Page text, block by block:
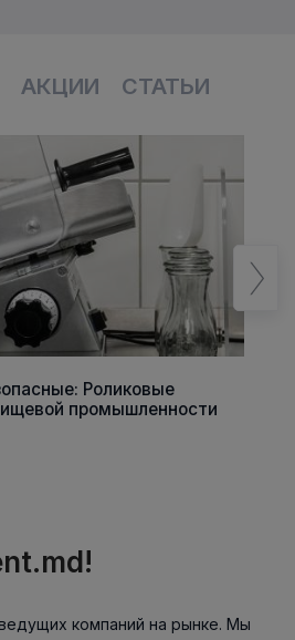
АКЦИИ СТАТЬИ
Роликовые
промышленности
компаний на рынке. Мы